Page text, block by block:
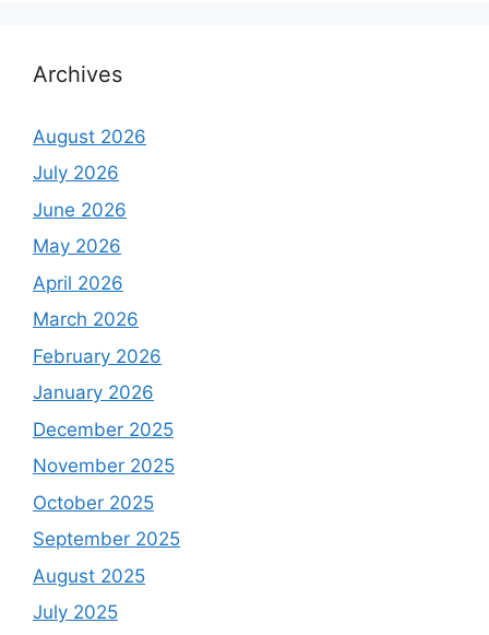
Archives
August 2026
July 2026
June 2026
May 2026
April 2026
March 2026
February 2026
January 2026
December 2025
November 2025
October 2025
September 2025
August 2025
July 2025